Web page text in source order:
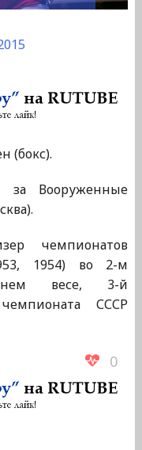
(бокс).
за Вооруженные
чемпионатов
1954) во 2-м
весе, 3-й
СССР
0